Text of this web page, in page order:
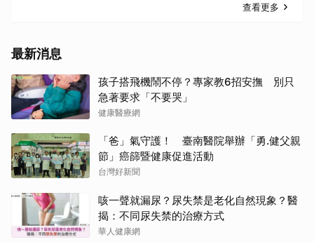
查看更多
最新消息
孩子搭飛機鬧不停？專家教6招安撫 別只
急著要求「不要哭」
健康醫療網
「爸」氣守護！ 臺南醫院舉辦「勇.健父親
節」癌篩暨健康促進活動
台灣好新聞
咳一聲就漏尿？尿失禁是老化自然現象？醫
揭：不同尿失禁的治療方式
華人健康網